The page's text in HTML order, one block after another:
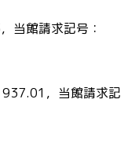
当館請求記号：
，当館請求記